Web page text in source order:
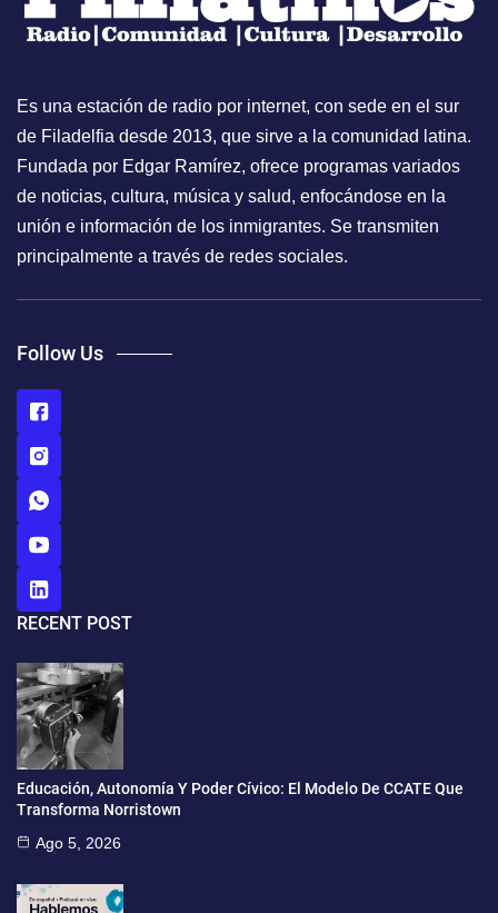
Es una estación de radio por internet, con sede en el sur
de Filadelfia desde 2013, que sirve a la comunidad latina.
Fundada por Edgar Ramírez, ofrece programas variados
de noticias, cultura, música y salud, enfocándose en la
unión e información de los inmigrantes. Se transmiten
principalmente a través de redes sociales.
Follow Us
RECENT POST
Educación, Autonomía Y Poder Cívico: El Modelo De CCATE Que
Transforma Norristown
Ago 5, 2026